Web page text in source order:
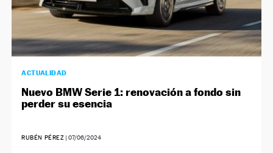
ACTUALIDAD
Nuevo BMW Serie 1: renovación a fondo sin
perder su esencia
RUBÉN PÉREZ |07/06/2024